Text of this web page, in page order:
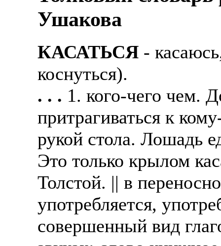
Ушакова
КАСАТЬСЯ -
коснуться).
. . . 1. кого-чего чем.
притрагиваться к
рукой стола. Лошадь
Это только крылом
Толстой. || в
употребляется,
совершенный вид